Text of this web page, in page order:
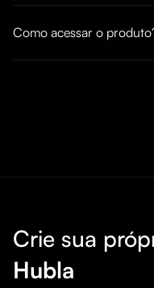
Como acessar o
Crie sua
Hubla